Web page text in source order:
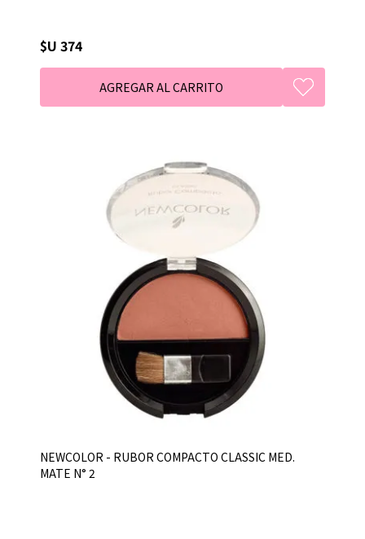
$U 374
NEWCOLOR - RUBOR COMPACTO CLASSIC MED.
MATE N° 2